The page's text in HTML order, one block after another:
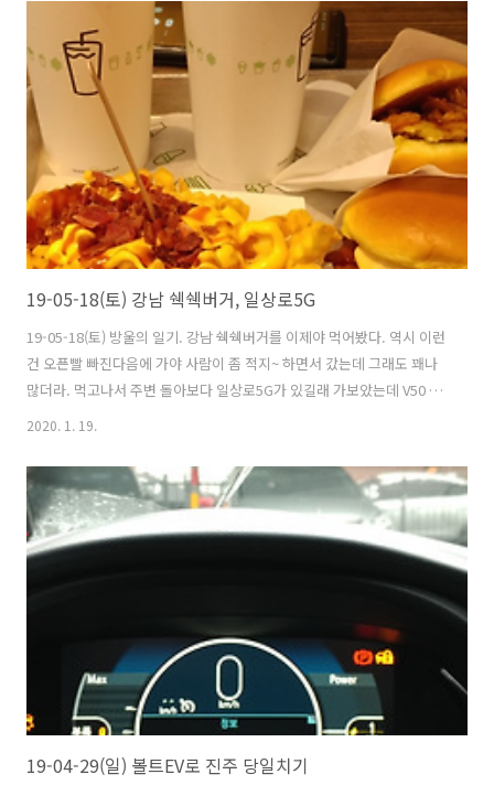
19-05-18(토) 강남 쉑쉑버거, 일상로5G
19-05-18(토) 방울의 일기. 강남 쉑쉑버거를 이제야 먹어봤다. 역시 이런
건 오픈빨 빠진다음에 가야 사람이 좀 적지~ 하면서 갔는데 그래도 꽤나
많더라. 먹고나서 주변 돌아보다 일상로5G가 있길래 가보았는데 V50 홍
보를 하더라. 이거보고 현재 내 폰은 V50 ㅎㅎ
2020. 1. 19.
19-04-29(일) 볼트EV로 진주 당일치기